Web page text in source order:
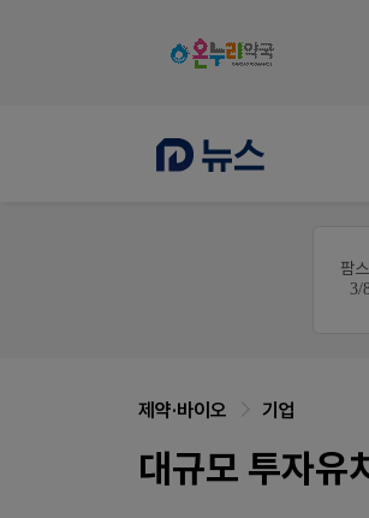
팜
3/
제약·바이오 기업
대규모 투자유